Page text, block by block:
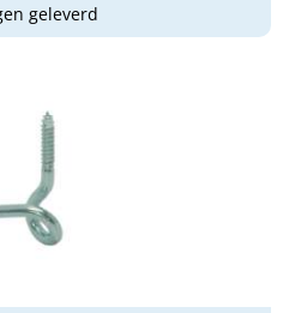
geleverd